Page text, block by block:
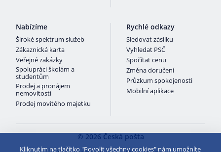
Nabízíme
Široké spektrum služeb
Zákaznická karta
Veřejné zakázky
Spolupráci školám a
studentům
Prodej a pronájem
nemovitostí
Prodej movitého majetku
Rychlé odkazy
Sledovat zásilku
Vyhledat PSČ
Spočítat cenu
Změna doručení
Průzkum spokojenosti
Mobilní aplikace
© 2026 Česká pošta
Kliknutím na tlačítko "Povolit všechny cookies" nám umožníte